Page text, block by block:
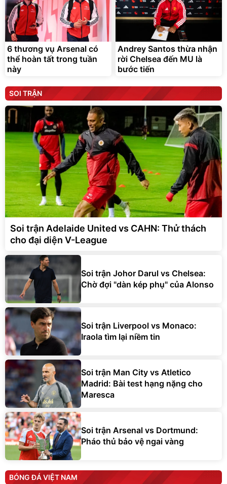
6 thương vụ Arsenal có
thể hoàn tất trong tuần
này
Andrey Santos thừa nhận
rời Chelsea đến MU là
bước tiến
SOI TRẬN
Soi trận Adelaide United vs CAHN: Thử thách
cho đại diện V-League
Soi trận Johor Darul vs Chelsea:
Chờ đợi "dàn kép phụ" của Alonso
Soi trận Liverpool vs Monaco:
Iraola tìm lại niềm tin
Soi trận Man City vs Atletico
Madrid: Bài test hạng nặng cho
Maresca
Soi trận Arsenal vs Dortmund:
Pháo thủ bảo vệ ngai vàng
BÓNG ĐÁ VIỆT NAM